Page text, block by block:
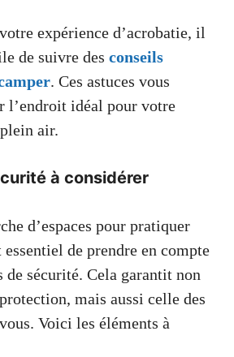
expérience d’acrobatie, il
de suivre des conseils
. Ces astuces vous
l’endroit idéal pour votre
air.
à considérer
d’espaces pour pratiquer
de prendre en compte
de sécurité. Cela garantit non
mais aussi celle des
Voici les éléments à